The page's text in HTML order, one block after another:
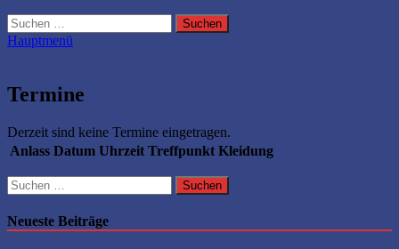
Suchen
nach:
Hauptmenü
Termine
Derzeit sind keine Termine eingetragen.
Anlass Datum Uhrzeit Treffpunkt Kleidung
Suchen
nach:
Neueste Beiträge